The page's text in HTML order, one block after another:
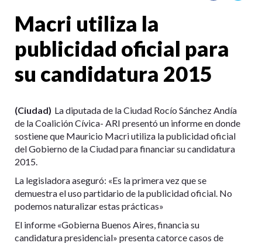
Macri utiliza la
publicidad oficial para
su candidatura 2015
(Ciudad) La diputada de la Ciudad Rocío Sánchez Andía
de la Coalición Cívica- ARI presentó un informe en donde
sostiene que Mauricio Macri utiliza la publicidad oficial
del Gobierno de la Ciudad para financiar su candidatura
2015.
La legisladora aseguró: «Es la primera vez que se
demuestra el uso partidario de la publicidad oficial. No
podemos naturalizar estas prácticas»
El informe «Gobierna Buenos Aires, financia su
candidatura presidencial» presenta catorce casos de